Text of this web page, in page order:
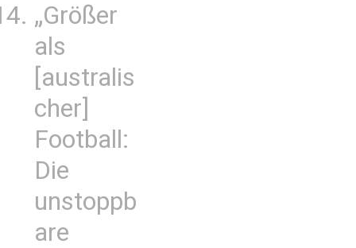
„Größer
als
[australis
cher]
Football:
Die
unstoppb
are